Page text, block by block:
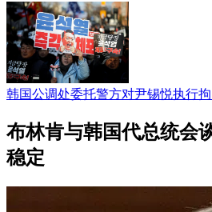
韩国公调处委托警方对尹锡悦执行拘
布林肯与韩国代总统会
稳定